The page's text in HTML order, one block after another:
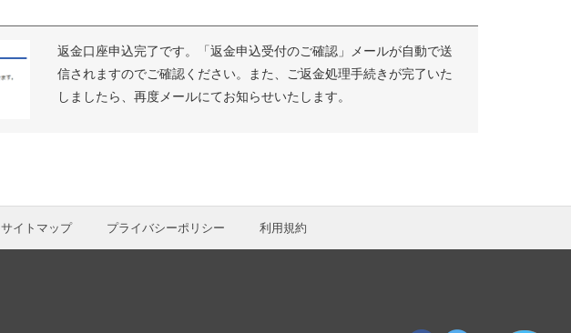
返金口座申込完了です。「返金申込受付のご確認」メールが自動で送
信されますのでご確認ください。また、ご返金処理手続きが完了いた
しましたら、再度メールにてお知らせいたします。
サイトマップ プライバシーポリシー 利用規約